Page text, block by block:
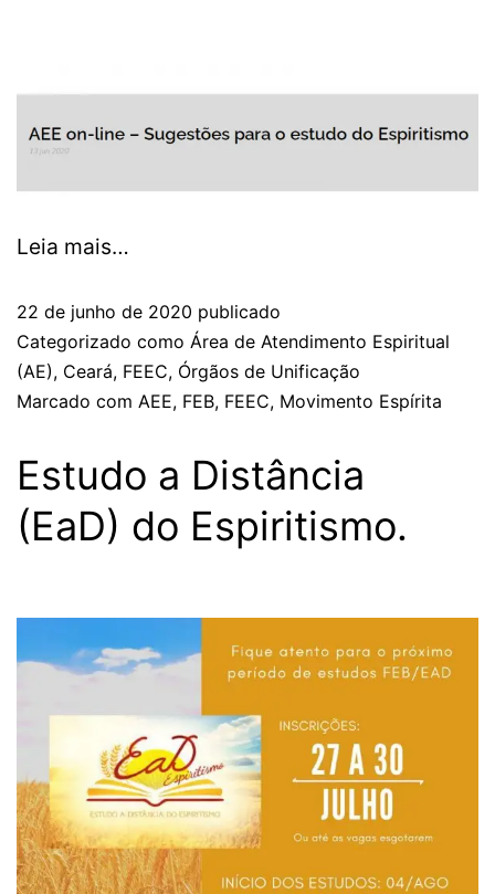
Leia mais…
22 de junho de 2020 publicado
Categorizado como Área de Atendimento Espiritual
(AE), Ceará, FEEC, Órgãos de Unificação
Marcado com AEE, FEB, FEEC, Movimento Espírita
Estudo a Distância
(EaD) do Espiritismo.